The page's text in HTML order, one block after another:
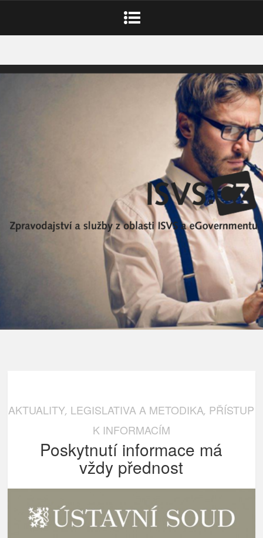
AKTUALITY, LEGISLATIVA A METODIKA, PŘÍSTUP
K INFORMACÍM
Poskytnutí informace má
vždy přednost